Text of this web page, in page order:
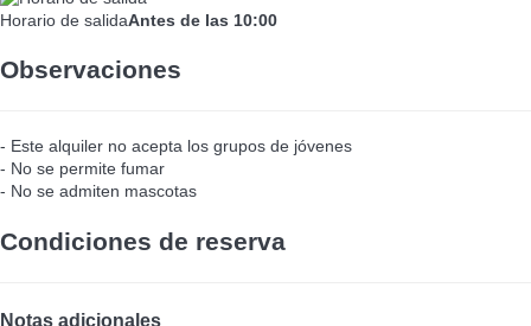
Horario de salidaAntes de las 10:00
Observaciones
- Este alquiler no acepta los grupos de jóvenes
- No se permite fumar
- No se admiten mascotas
Condiciones de reserva
Notas adicionales